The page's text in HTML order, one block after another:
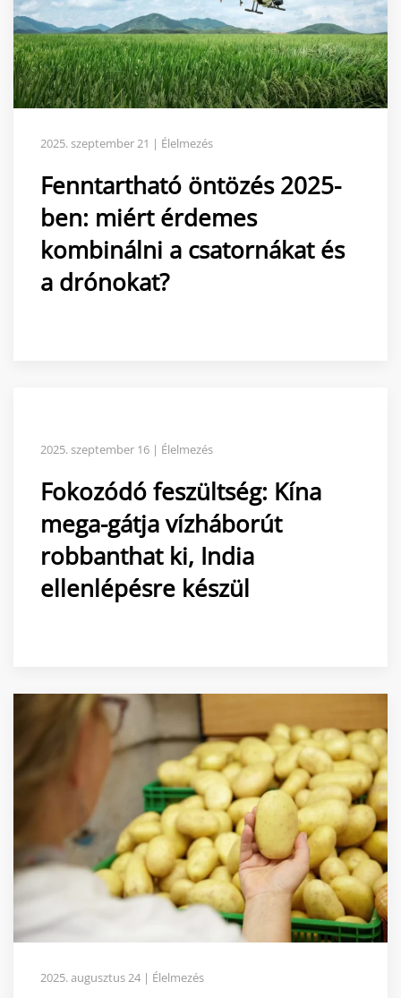
2025. szeptember 21 | Élelmezés
Fenntartható öntözés 2025-
ben: miért érdemes
kombinálni a csatornákat és
a drónokat?
2025. szeptember 16 | Élelmezés
Fokozódó feszültség: Kína
mega-gátja vízháborút
robbanthat ki, India
ellenlépésre készül
2025. augusztus 24 | Élelmezés